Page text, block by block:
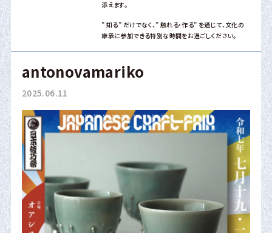
添えます。
” 知る” だけでなく、” 触れる・作る” を通じて、文化の
継承に参加できる特別な時間をお過ごしください。
antonovamariko
2025.06.11